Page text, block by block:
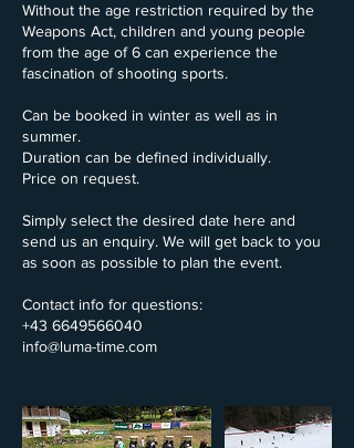
Without the age restriction required by the
Weapons Act, children and young people
from the age of 6 can experience the
fascination of shooting sports.
Can be booked in winter as well as in
summer.
Duration can be defined individually.
Price on request.
Simply select the desired date here and
send us an enquiry. We will get back to you
as soon as possible to plan the event.
Contact info for questions:
+43 6649566040
info@luma-time.com